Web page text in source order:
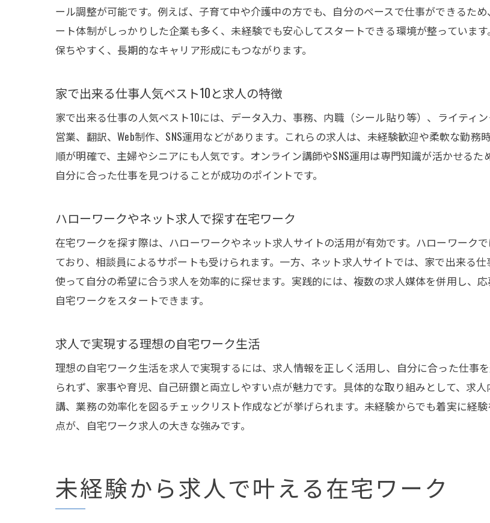
求人で見極める家事優先の自宅ワーク
求人活用で自宅ワークを実現するには
求人情報から学ぶ在宅副業の始め方
求人を有効活用するための応募のコツ
求人選びで内職デビューするポイント
求人で始める内職デビューの準備と流
求人から見える家で働くバイトの特徴
求人を活用した内職で副収入を目指
求人で見つける高収入在宅ワークの
求人を比較して副収入アップを実現
ール調整が可能です。例えば、子育て中や介護中の方でも、自分のペースで仕事ができるた
ート体制がしっかりした企業も多く、未経験でも安心してスタートできる環境が整っていま
保ちやすく、長期的なキャリア形成にもつながります。
家で出来る仕事人気ベスト10と求人の特徴
家で出来る仕事の人気ベスト10には、データ入力、事務、内職（シール貼り等）、ライティ
営業、翻訳、Web制作、SNS運用などがあります。これらの求人は、未経験歓迎や柔軟な勤
順が明確で、主婦やシニアにも人気です。オンライン講師やSNS運用は専門知識が活かせる
自分に合った仕事を見つけることが成功のポイントです。
ハローワークやネット求人で探す在宅ワーク
在宅ワークを探す際は、ハローワークやネット求人サイトの活用が有効です。ハローワーク
ており、相談員によるサポートも受けられます。一方、ネット求人サイトでは、家で出来る
使って自分の希望に合う求人を効率的に探せます。実践的には、複数の求人媒体を併用し、
自宅ワークをスタートできます。
求人で実現する理想の自宅ワーク生活
理想の自宅ワーク生活を求人で実現するには、求人情報を正しく活用し、自分に合った仕事
られず、家事や育児、自己研鑽と両立しやすい点が魅力です。具体的な取り組みとして、求
講、業務の効率化を図るチェックリスト作成などが挙げられます。未経験からでも着実に経
点が、自宅ワーク求人の大きな強みです。
未経験から求人で叶える在宅ワーク
お問い合わせはこちら
お問い合わせはこちら